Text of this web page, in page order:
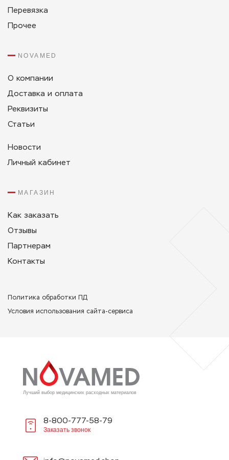
Лучший выбор медицинских расходных материалов
8-800-777-58-79
Заказать звонок
Перевязка
Прочее
NOVAMED
О компании
Доставка и оплата
Реквизиты
Статьи
Новости
Личный кабинет
МАГАЗИН
Как заказать
Отзывы
Партнерам
Контакты
Политикa обработки ПД
Условия использования сайта-сервиса